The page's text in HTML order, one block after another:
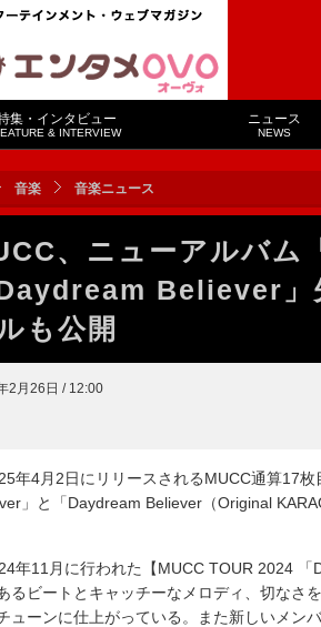
集・インタビュー
& INTERVIEW
ニュース
NEWS
音楽 音楽ニュース
、ニューアルバム
Daydream Believer
も公開
2月26日 / 12:00
年4月2日にリリースされるMUCC通算17
」と「Daydream Believer（Original
年11月に行われた【MUCC TOUR 2024 「
るビートとキャッチーなメロディ、切なさ
ューンに仕上がっている。また新しいメン